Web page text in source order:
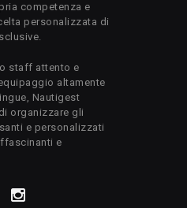
competenza e
personalizzata di
staff attento e
altamente
Nautigest
organizzare gli
e personalizzati
e